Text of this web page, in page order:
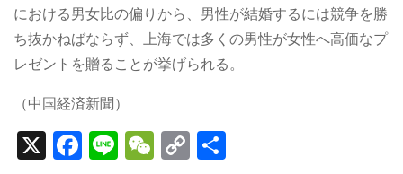
における男女比の偏りから、男性が結婚するには競争を勝
ち抜かねばならず、上海では多くの男性が女性へ高価なプ
レゼントを贈ることが挙げられる。
（中国経済新聞）
X F Li W C